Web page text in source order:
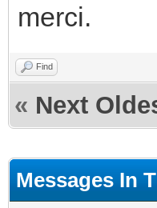
merci.
Find
« Next
Messages In